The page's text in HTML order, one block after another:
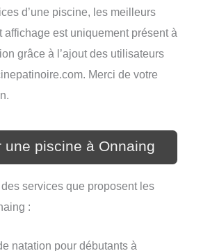
d’une piscine, les meilleurs
est uniquement présent à
grâce à l’ajout des utilisateurs
Merci de votre
une piscine à Onnaing
services que proposent les
:
natation pour débutants à